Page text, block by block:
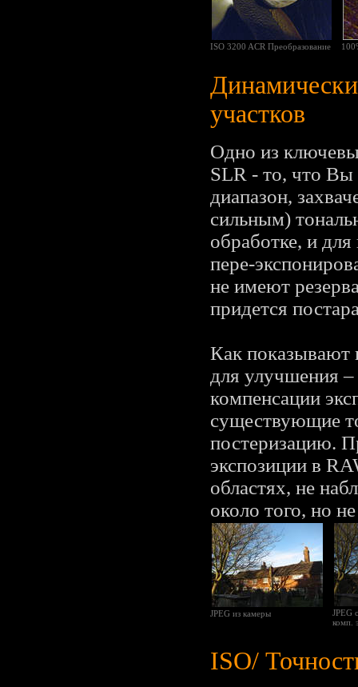
ISO 3200 ACR Преобразование
участков
Одно из
SLR - то, что Вы
диапазон,
сильным)
обработке, и
пере-
не имеют
придется
Как показывают
для улучшения –
компенсации
существующие
постеризацию.
экспозиции в
областях, не
около того, но
JPEG из камеры
JPEG
комп.
ISO/